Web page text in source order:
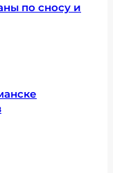
по сносу и